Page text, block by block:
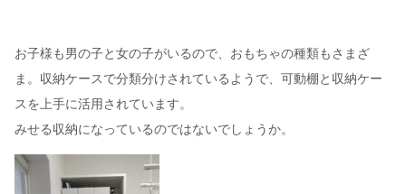
お子様も男の子と女の子がいるので、おもちゃの種類もさまざ
ま。収納ケースで分類分けされているようで、可動棚と収納ケー
スを上手に活用されています。
みせる収納になっているのではないでしょうか。